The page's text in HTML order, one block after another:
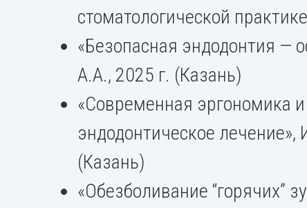
стоматологической
«Безопасная эндодонтия —
А.А., 2025 г. (Казань)
«Современная эргономика
эндодонтическое
(Казань)
«Обезболивание “горячих”